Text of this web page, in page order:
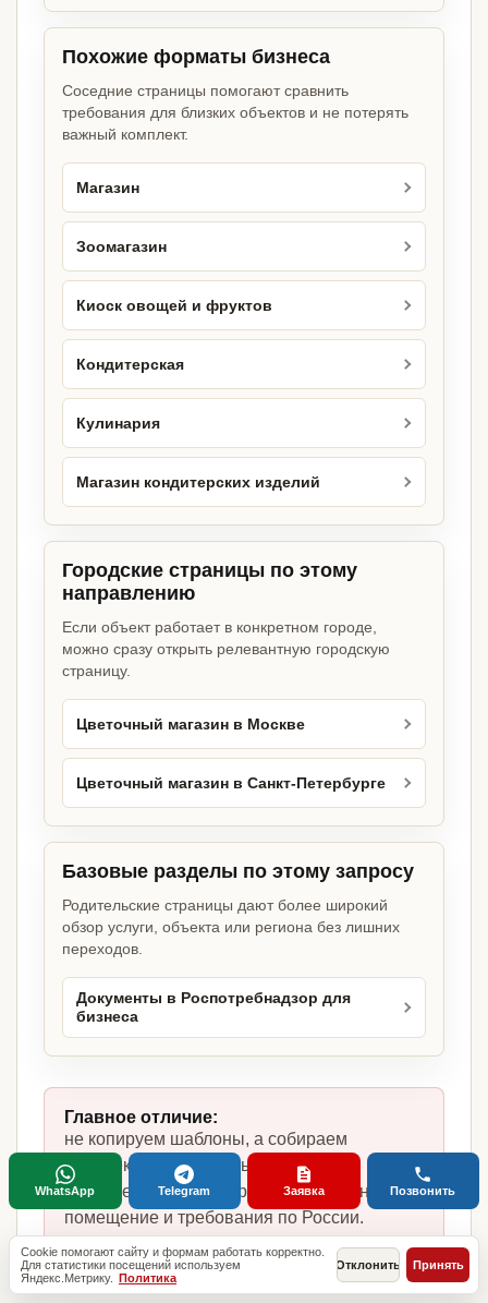
Похожие форматы бизнеса
Соседние страницы помогают сравнить
требования для близких объектов и не потерять
важный комплект.
Магазин
Зоомагазин
Киоск овощей и фруктов
Кондитерская
Кулинария
Магазин кондитерских изделий
Городские страницы по этому
направлению
Если объект работает в конкретном городе,
можно сразу открыть релевантную городскую
страницу.
Цветочный магазин в Москве
Цветочный магазин в Санкт-Петербурге
Базовые разделы по этому запросу
Родительские страницы дают более широкий
обзор услуги, объекта или региона без лишних
переходов.
Документы в Роспотребнадзор для
бизнеса
Главное отличие:
не копируем шаблоны, а собираем
комплект под цветочный магазин,
фактическую модель работы, сотрудников,
помещение и требования по России.
Cookie помогают сайту и формам работать корректно.
Для статистики посещений используем
Яндекс.Метрику. Политика
Отклонить Принять
WhatsApp Telegram Заявка Позвонить